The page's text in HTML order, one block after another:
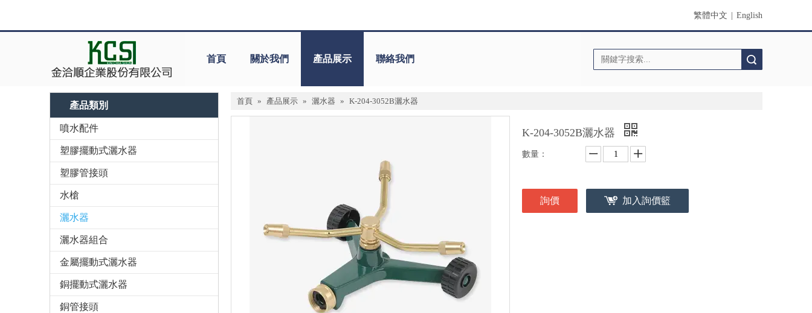
繁體中文 English
首頁 關於我們 產品展示 聯絡我們
產品類別
噴水配件
塑膠擺動式灑水器
塑膠管接頭
水槍
灑水器
灑水器組合
金屬擺動式灑水器
銅擺動式灑水器
銅管接頭
首頁 » 產品展示 » 灑水器 » K-204-3052B灑水器
K-204-3052B灑水器
數量：
詢價 加入詢價籃